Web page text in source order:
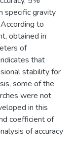
specific gravity
to
obtained in
of
that
stability for
some of the
were not
in this
coefficient of
of accuracy